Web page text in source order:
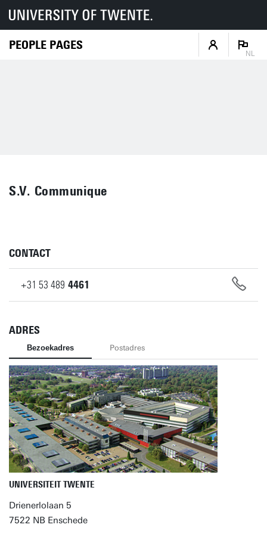
PEOPLE PAGES
NL
S.V. Communique
CONTACT
+31 53 489 4461
ADRES
Bezoekadres Postadres
UNIVERSITEIT TWENTE
Drienerlolaan 5
7522 NB Enschede